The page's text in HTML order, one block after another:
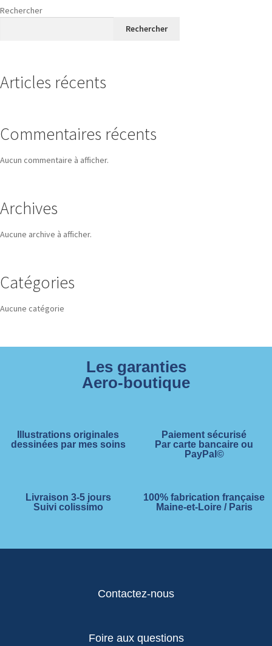
Rechercher
Rechercher
Articles récents
Commentaires récents
Aucun commentaire à afficher.
Archives
Aucune archive à afficher.
Catégories
Aucune catégorie
Les garanties
Aero-boutique
Illustrations originales
dessinées par mes soins
Paiement sécurisé
Par carte bancaire ou
PayPal©
Livraison 3-5 jours
Suivi colissimo
100% fabrication française
Maine-et-Loire / Paris
Contactez-nous
Foire aux questions